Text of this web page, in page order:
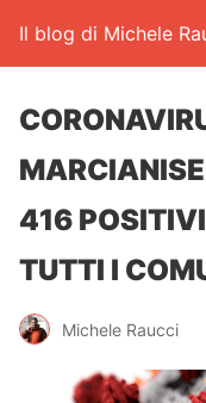
Il blog di Michele
416
TUTTI I
Michele Raucci